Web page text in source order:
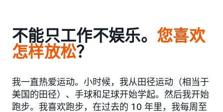
不能只工作不娱乐。 您喜欢
怎样放松？
我一直热爱运动。小时候，我从田径运动（相当于
美国的田径）、手球和足球开始学起。然后我开始
跑步。我喜欢跑步，在过去的 10 年里，我每周至